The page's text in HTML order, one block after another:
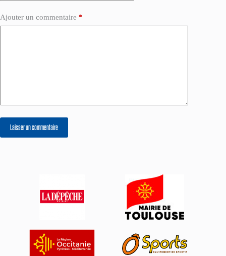
Ajouter un commentaire *
Laisser un commentaire